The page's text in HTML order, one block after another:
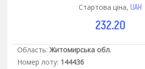
Стартова ціна, UAH
232.20
Область: Житомирська обл.
Номер лоту: 144436